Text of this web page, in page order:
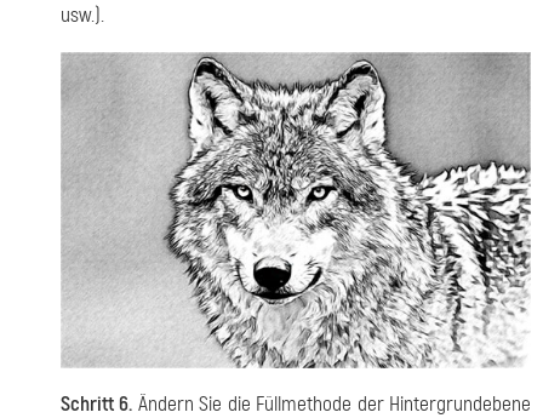
usw.).
Schritt 6. Ändern Sie die Füllmethode der Hintergrundebene